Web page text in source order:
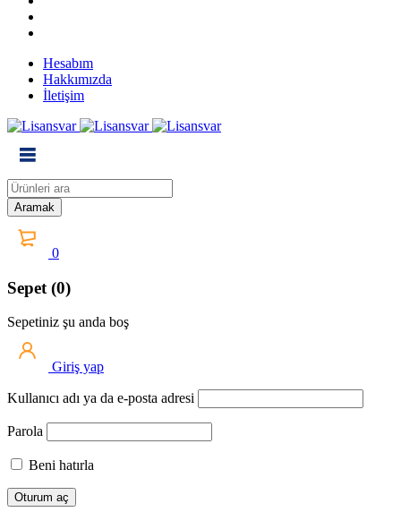
Hesabım
Hakkımızda
İletişim
0
Sepet (0)
Sepetiniz şu anda boş
Giriş yap
Kullanıcı adı ya da e-posta adresi
Parola
Beni hatırla